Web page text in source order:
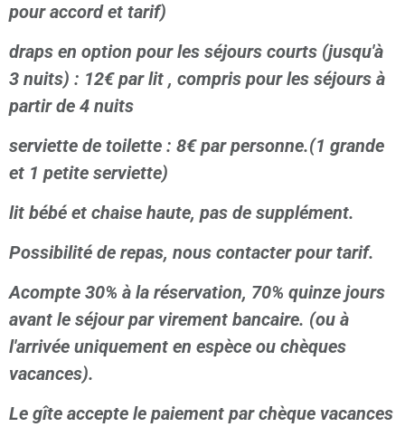
pour accord et tarif)
draps en option pour les séjours courts (jusqu'à
3 nuits) : 12€ par lit , compris pour les séjours à
partir de 4 nuits
serviette de toilette : 8€ par personne.(1 grande
et 1 petite serviette)
lit bébé et chaise haute, pas de supplément.
Possibilité de repas, nous contacter pour tarif.
Acompte 30% à la réservation, 70% quinze jours
avant le séjour par virement bancaire. (ou à
l'arrivée uniquement en espèce ou chèques
vacances).
Le gîte accepte le paiement par chèque vacances